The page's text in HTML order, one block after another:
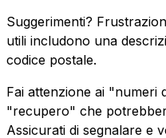
Suggerimenti?
utili includono una
codice postale.
Fai attenzione ai "numeri
"recupero" che
Assicurati di segnalare e